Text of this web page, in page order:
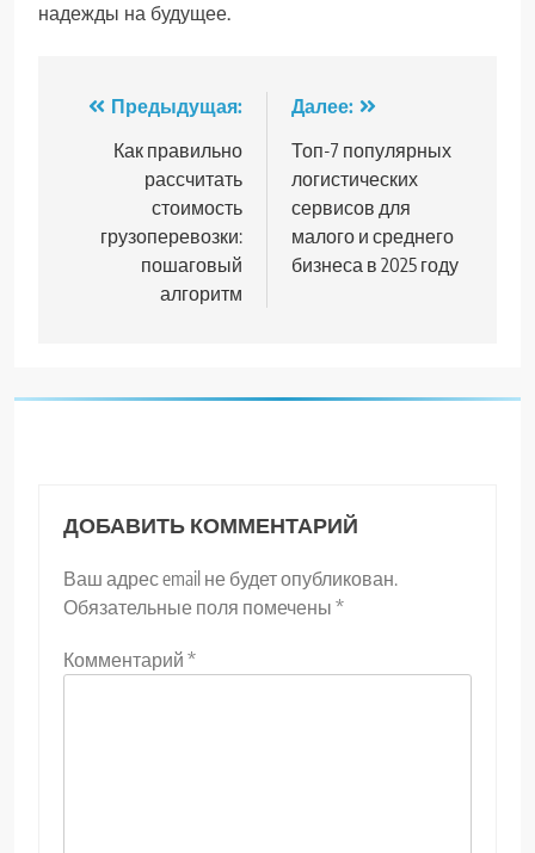
надежды на будущее.
Навигация
записям
Предыдущая:
Как правильно
рассчитать
стоимость
грузоперевозки:
пошаговый
алгоритм
Далее:
Топ-7 популярных
логистических
сервисов для
малого и среднего
бизнеса в 2025 году
ДОБАВИТЬ КОММЕНТАРИЙ
Ваш адрес email не будет опубликован.
Обязательные поля помечены *
Комментарий *